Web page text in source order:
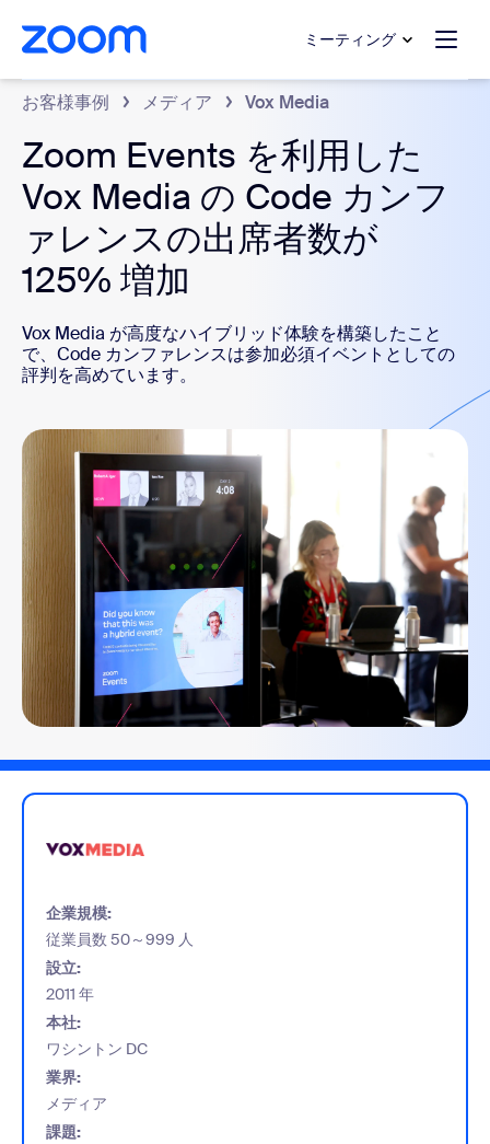
テンツへスキップ
ットへスキップ ミーティング
お客様事例 メディア Vox Media
Zoom Events を利用した
Vox Media の Code カンフ
ァレンスの出席者数が
125% 増加
Vox Media が高度なハイブリッド体験を構築したこと
で、Code カンファレンスは参加必須イベントとしての
評判を高めています。
企業規模:
従業員数 50～999 人
設立:
2011 年
本社:
ワシントン DC
業界:
メディア
課題: